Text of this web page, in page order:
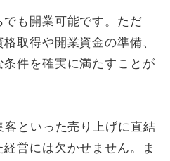
も開業可能です。ただ
取得や開業資金の準備、
件を確実に満たすことが
客といった売り上げに直結
営には欠かせません。ま